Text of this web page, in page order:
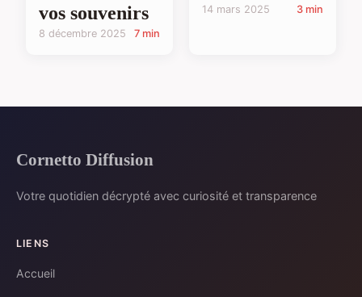
vos souvenirs
8 décembre 2025 7 min
14 mars 2025 3 min
Cornetto Diffusion
Votre quotidien décrypté avec curiosité et transparence
LIENS
Accueil